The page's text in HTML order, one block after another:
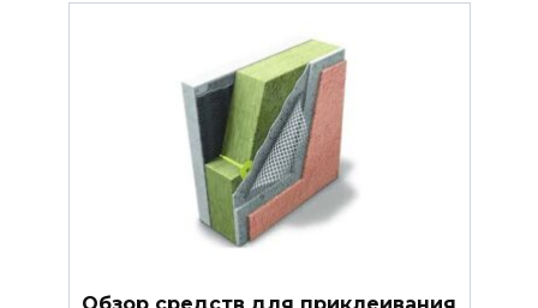
Обзор средств для приклеивания